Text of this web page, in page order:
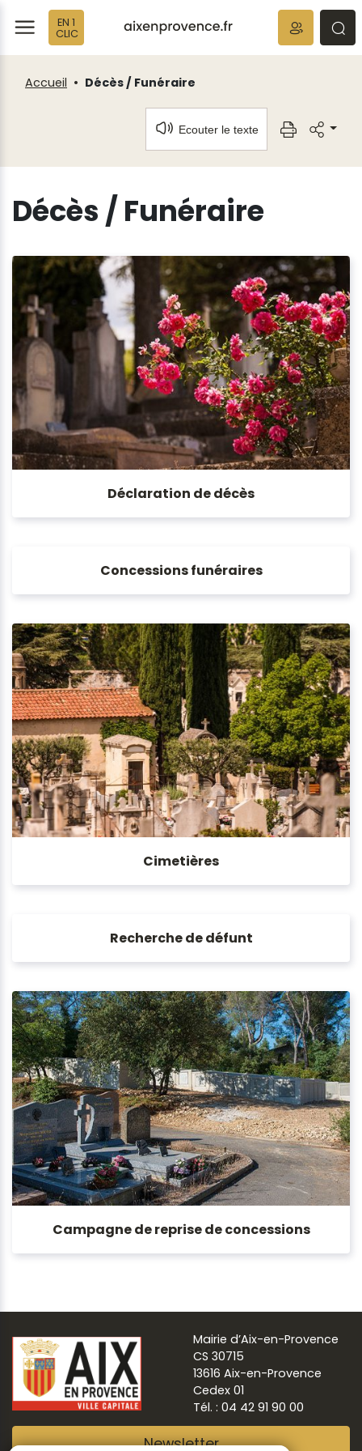
EN 1
CLIC
Accueil Décès / Funéraire
Ecouter le texte
Décès / Funéraire
Déclaration de décès
Concessions funéraires
Cimetières
Recherche de défunt
Campagne de reprise de concessions
Mairie d’Aix-en-Provence
CS 30715
13616 Aix-en-Provence
Cedex 01
Tél. : 04 42 91 90 00
Newsletter
Fenêtre
de
chat
Panneau de gestion des cookies